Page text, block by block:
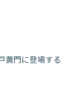
黄門に登場する